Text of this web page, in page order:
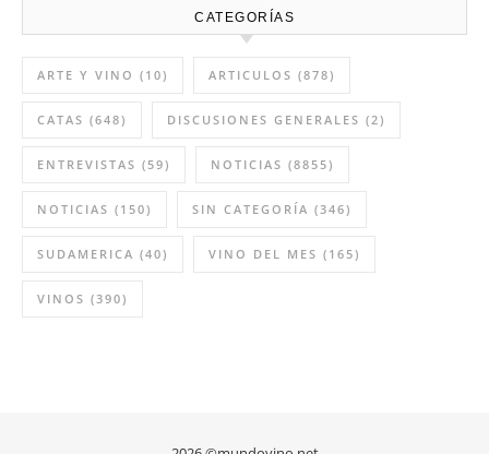
CATEGORÍAS
ARTE Y VINO (10) ARTICULOS (878)
CATAS (648) DISCUSIONES GENERALES (2)
ENTREVISTAS (59) NOTICIAS (8855)
NOTICIAS (150) SIN CATEGORÍA (346)
SUDAMERICA (40) VINO DEL MES (165)
VINOS (390)